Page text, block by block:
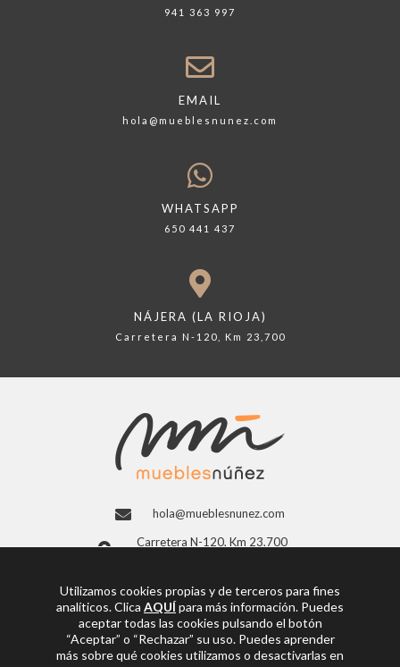
941 363 997
EMAIL
hola@mueblesnunez.com
WHATSAPP
650 441 437
NÁJERA (LA RIOJA)
Carretera N-120, Km 23,700
hola@mueblesnunez.com
Carretera N-120, Km 23,700
941 363 997
Facebook
Utilizamos cookies propias y de terceros para fines
analíticos. Clica AQUÍpara más información. Puedes
aceptar todas las cookies pulsando el botón
“Aceptar” o “Rechazar” su uso. Puedes aprender
más sobre qué cookies utilizamos o desactivarlas en